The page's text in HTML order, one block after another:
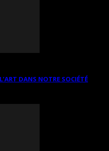
DANS NOTRE SOCIÉTÉ